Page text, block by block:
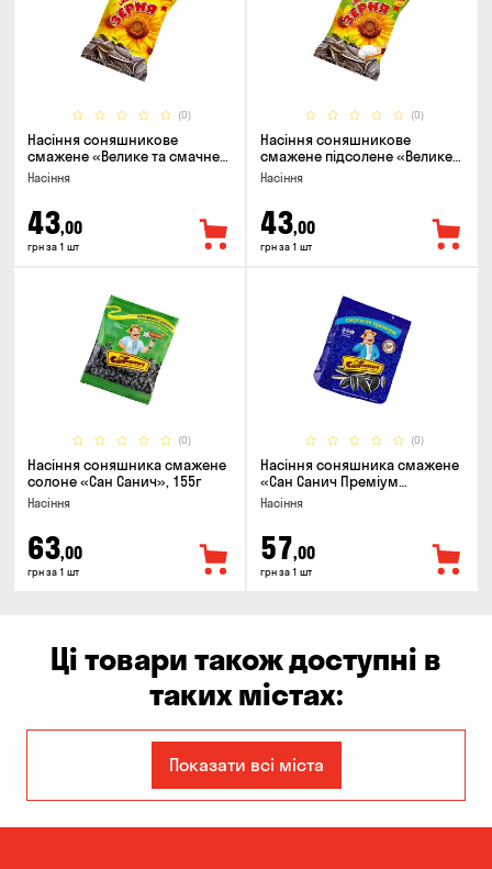
(0)
Насіння соняшникове
смажене «Велике та смачне
ЗЕРНЯ», 90г
Насіння
43,00
грн за 1 шт
(0)
Насіння соняшникове
смажене підсолене «Велике
та смачне ЗЕРНЯ», 90г
Насіння
43,00
грн за 1 шт
(0)
Насіння соняшника смажене
солоне «Сан Санич», 155г
Насіння
63,00
грн за 1 шт
(0)
Насіння соняшника смажене
«Сан Санич Преміум
смугасте», 95г
Насіння
57,00
грн за 1 шт
Ці товари також доступні в
таких містах:
Єлизаветівка
Авангард Бабурка
Показати всі міста